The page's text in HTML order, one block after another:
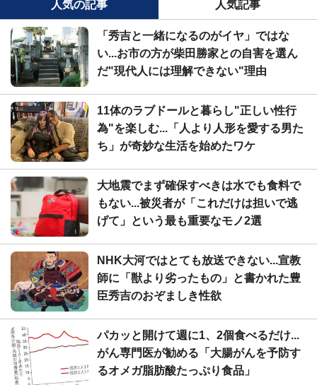
人気の記事 人気記事
「秀吉と一緒になるのがイヤ」ではな
い...お市の方が柴田勝家との自害を選ん
だ"現代人には理解できない"理由
11体のラブドールと暮らし"正しい性行
為"を楽しむ...「人より人形を愛する男た
ち」が奇妙な生活を始めたワケ
大地震でまず確保すべきは水でも食料で
もない...被災者が「これだけは担いで逃
げて」という最も重要なモノ2選
NHK大河ではとても放送できない...宣教
師に「獣より劣ったもの」と書かれた豊
臣秀吉のおぞましき性欲
パカッと開けて週に1、2個食べるだけ...
がん専門医が勧める「大腸がんを予防す
るオメガ脂肪酸たっぷり食品」